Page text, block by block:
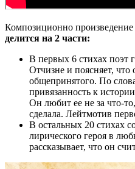
Композиционно произведение
делится на 2 части:
В первых 6 стихах поэт
Отчизне и поясняет, что
общепринятого. По
привязанность к
Он любит ее не за что-
сделала. Лейтмотив
В остальных 20 стихах
лирического героя в
рассказывает, что он